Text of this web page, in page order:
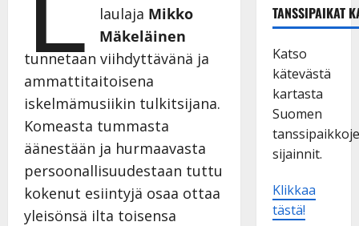
laulaja Mikko
Mäkeläinen
tunnetaan viihdyttävänä ja
ammattitaitoisena
iskelmämusiikin tulkitsijana.
Komeasta tummasta
äänestään ja hurmaavasta
persoonallisuudestaan tuttu
kokenut esiintyjä osaa ottaa
yleisönsä ilta toisensa
TANSSIPAIKAT
Katso
kätevästä
kartasta
Suomen
sijainnit.
Klikkaa
tästä!